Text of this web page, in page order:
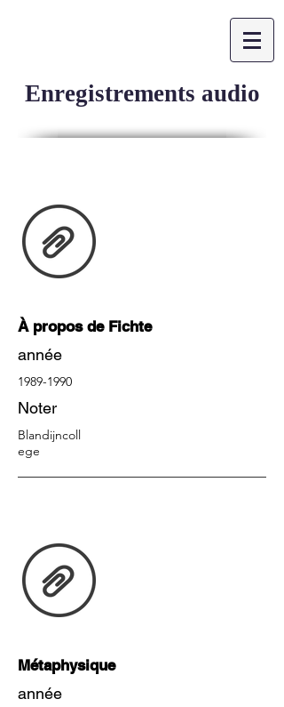
Enregistrements audio
À propos de Fichte
année
1989-1990
Noter
Blandijncoll
ege
Métaphysique
année